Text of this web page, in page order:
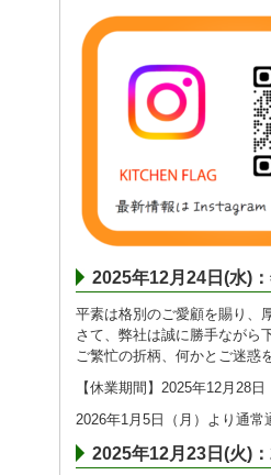
2025年12月24日(水)
平素は格別のご愛顧を賜り、
さて、弊社は誠に勝手ながら
ご繁忙の折柄、何かとご迷惑
【休業期間】2025年12月28
2026年1月5日（月）より通
2025年12月23日(火)